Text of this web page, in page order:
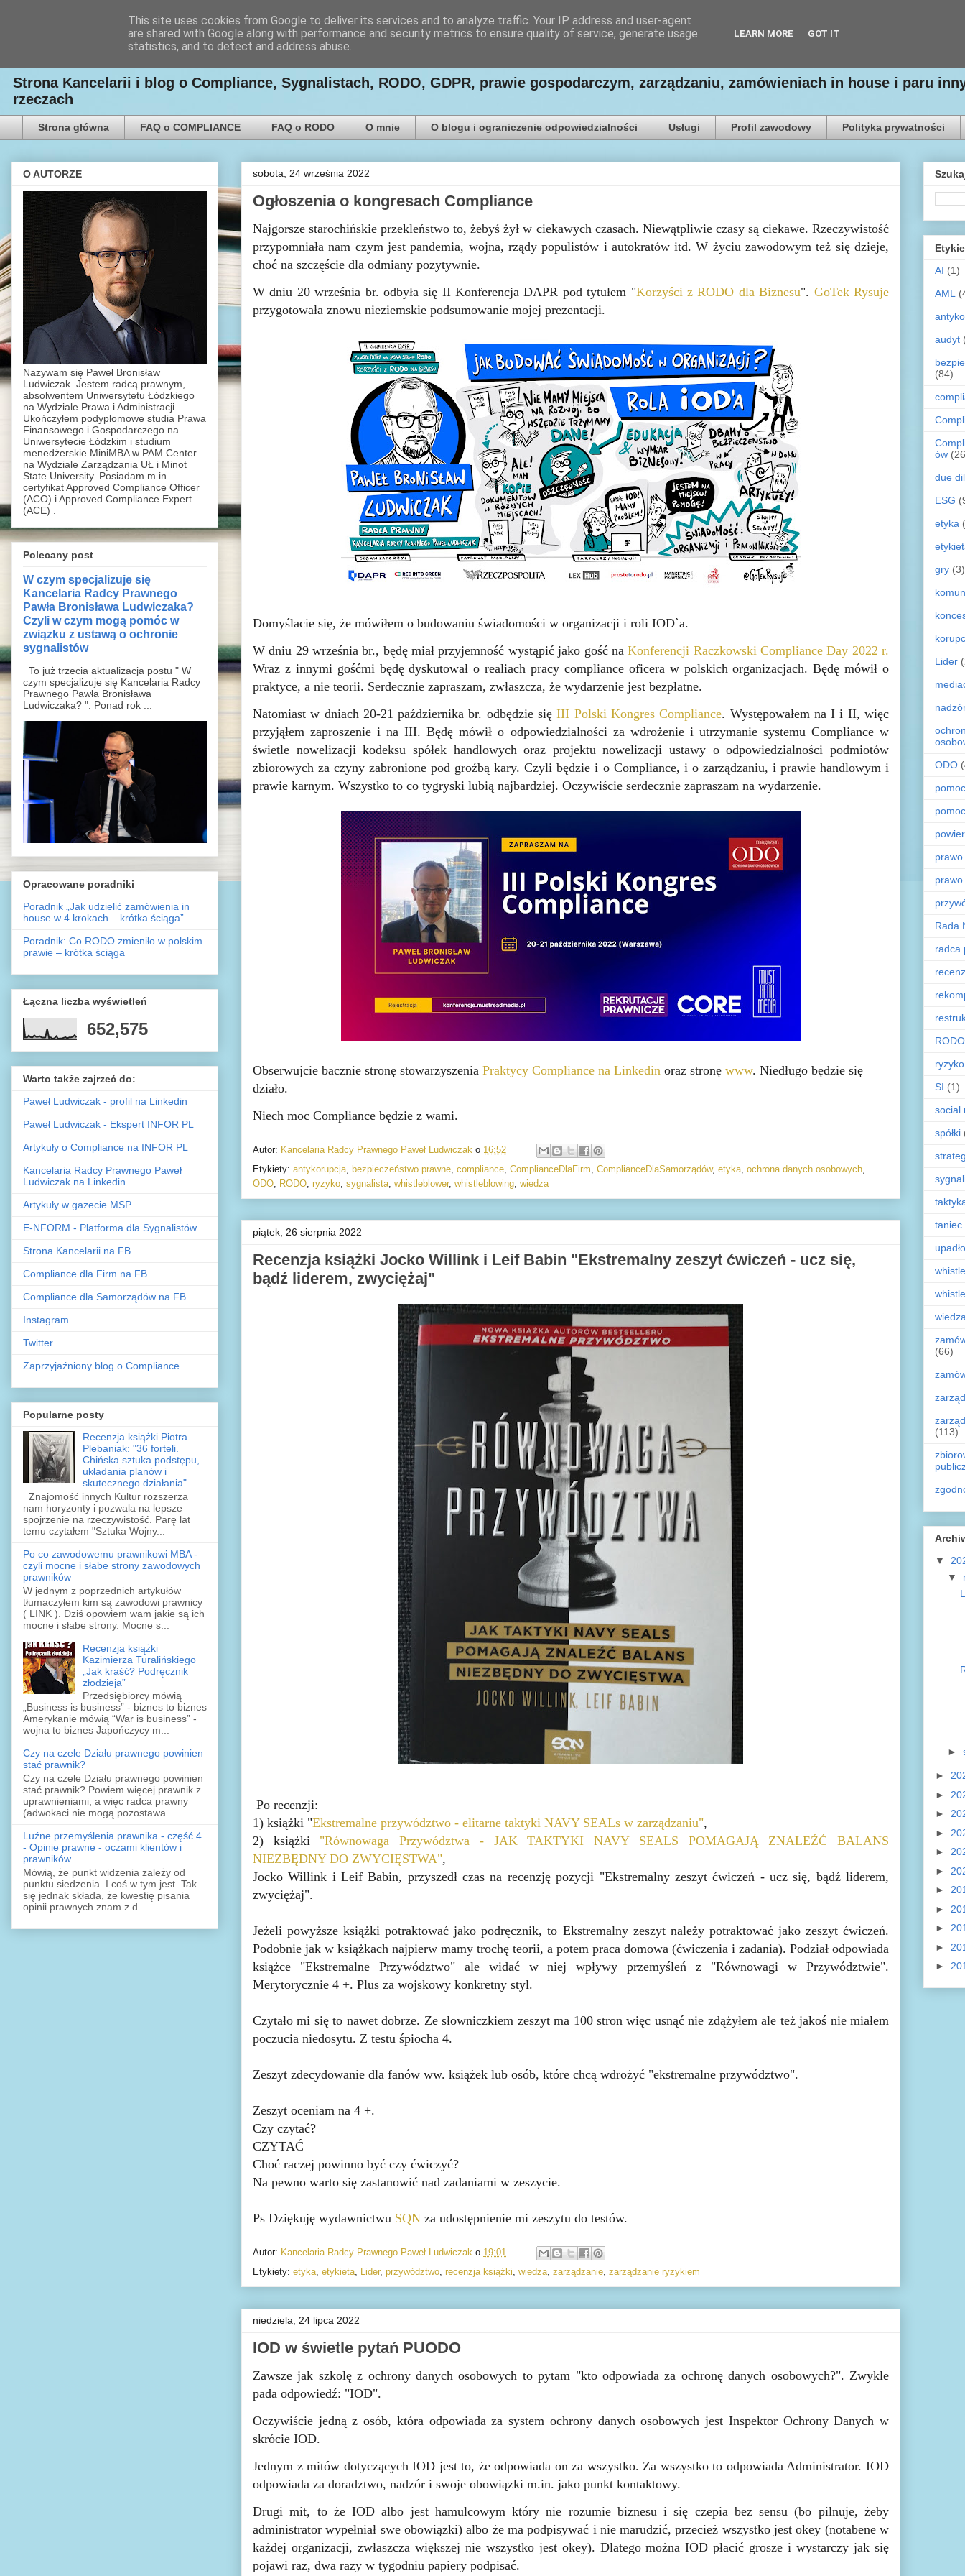
Kancelaria Radcy Prawnego Paweł Ludwiczak
Strona Kancelarii i blog o Compliance, Sygnalistach, RODO, GDPR, prawie gospodarczym, zarządzaniu, zamówieniach in house i paru
rzeczach
Strona główna FAQ o COMPLIANCE FAQ o RODO O mnie O blogu i ograniczenie odpowiedzialności Usługi Profil zawodowy Polityka prywatności
sobota, 24 września 2022
Ogłoszenia o kongresach Compliance
Najgorsze starochińskie przekleństwo to, żebyś żył w ciekawych czasach. Niewątpliwie czasy są ciekawe. Rzeczywistość
przypomniała nam czym jest pandemia, wojna, rządy populistów i autokratów itd. W życiu zawodowym też się dzieje,
choć na szczęście dla odmiany pozytywnie.
W dniu 20 września br. odbyła się II Konferencja DAPR pod tytułem "Korzyści z RODO dla Biznesu". GoTek Rysuje
przygotowała znowu nieziemskie podsumowanie mojej prezentacji.
Domyślacie się, że mówiłem o budowaniu świadomości w organizacji i roli IOD`a.
W dniu 29 września br., będę miał przyjemność wystąpić jako gość naKonferencji Raczkowski Compliance Day 2022 r.
Wraz z innymi gośćmi będę dyskutował o realiach pracy compliance oficera w polskich organizacjach. Będę mówił o
praktyce, a nie teorii. Serdecznie zapraszam, zwłaszcza, że wydarzenie jest bezpłatne.
Natomiast w dniach 20-21 października br. odbędzie sięIII Polski Kongres Compliance. Występowałem na I i II, więc
przyjąłem zaproszenie i na III. Będę mówił o odpowiedzialności za wdrożenie i utrzymanie systemu Compliance w
świetle nowelizacji kodeksu spółek handlowych oraz projektu nowelizacji ustawy o odpowiedzialności podmiotów
zbiorowych za czyny zabronione pod groźbą kary. Czyli będzie i o Compliance, i o zarządzaniu, i prawie handlowym i
prawie karnym. Wszystko to co tygryski lubią najbardziej. Oczywiście serdecznie zapraszam na wydarzenie.
Obserwujcie bacznie stronę stowarzyszenia Praktycy Compliance na Linkedin oraz stronę www. Niedługo będzie się
działo.
Niech moc Compliance będzie z wami.
Autor: Kancelaria Radcy Prawnego Paweł Ludwiczak o 16:52
Etykiety: antykorupcja bezpieczeństwo prawne compliance ComplianceDlaFirm ComplianceDlaSamorządów, etyka ochrona danych osobowych
ODO
RODO ryzyko sygnalista whistleblower, whistleblowing wiedza
piątek, 26 sierpnia 2022
Recenzja książki Jocko Willink i Leif Babin "Ekstremalny zeszyt ćwiczeń - ucz się,
bądź liderem, zwyciężaj"
Po recenzji:
1) książki "Ekstremalne przywództwo - elitarne taktyki NAVY SEALs w zarządzaniu",
2) książki "Równowaga Przywództwa - JAK TAKTYKI NAVY SEALS POMAGAJĄ ZNALEŹĆ BALANS
NIEZBĘDNY DO ZWYCIĘSTWA",
Jocko Willink i Leif Babin, przyszedł czas na recenzję pozycji "Ekstremalny zeszyt ćwiczeń - ucz się, bądź liderem,
zwyciężaj".
Jeżeli powyższe książki potraktować jako podręcznik, to Ekstremalny zeszyt należy potraktować jako zeszyt ćwiczeń.
Podobnie jak w książkach najpierw mamy trochę teorii, a potem praca domowa (ćwiczenia i zadania). Podział odpowiada
książce "Ekstremalne Przywództwo" ale widać w niej wpływy przemyśleń z "Równowagi w Przywództwie".
Merytorycznie 4 +. Plus za wojskowy konkretny styl.
Czytało mi się to nawet dobrze. Ze słowniczkiem zeszyt ma 100 stron więc usnąć nie zdążyłem ale też jakoś nie miałem
poczucia niedosytu. Z testu śpiocha 4.
Zeszyt zdecydowanie dla fanów ww. książek lub osób, które chcą wdrożyć "ekstremalne przywództwo".
Zeszyt oceniam na 4 +.
Czy czytać?
CZYTAĆ
Choć raczej powinno być czy ćwiczyć?
Na pewno warto się zastanowić nad zadaniami w zeszycie.
Ps Dziękuję wydawnictwu SQN za udostępnienie mi zeszytu do testów.
Autor: Kancelaria Radcy Prawnego Paweł Ludwiczak o 19:01
Etykiety: etyka etykieta Lider, przywództwo recenzja książki wiedza zarządzanie zarządzanie ryzykiem
niedziela, 24 lipca 2022
IOD w świetle pytań PUODO
Zawsze jak szkolę z ochrony danych osobowych to pytam "kto odpowiada za ochronę danych osobowych?". Zwykle
pada odpowiedź: "IOD".
Oczywiście jedną z osób, która odpowiada za system ochrony danych osobowych jest Inspektor Ochrony Danych w
skrócie IOD.
Jednym z mitów dotyczących IOD jest to, że odpowiada on za wszystko. Za wszystko to odpowiada Administrator. IOD
odpowiada za doradztwo, nadzór i swoje obowiązki m.in. jako punkt kontaktowy.
Drugi mit, to że IOD albo jest hamulcowym który nie rozumie biznesu i się czepia bez sensu (bo pilnuje, żeby
administrator wypełniał swe obowiązki) albo że ma podpisywać i nie marudzić, przecież wszystko jest okey (notabene w
każdej organizacji, zwłaszcza większej nie wszystko jest okey). Dlatego można IOD płacić grosze i wystarczy jak się
pojawi raz, dwa razy w tygodniu papiery podpisać.
O AUTORZE
Nazywam się Paweł Bronisław
Ludwiczak. Jestem radcą prawnym,
absolwentem Uniwersytetu Łódzkiego
na Wydziale Prawa i Administracji.
Ukończyłem podyplomowe studia Prawa
Finansowego i Gospodarczego na
Uniwersytecie Łódzkim i studium
menedżerskie MiniMBA w PAM Center
na Wydziale Zarządzania UŁ i Minot
State University. Posiadam m.in.
certyfikat Approved Compliance Officer
(ACO) i Approved Compliance Expert
(ACE) .
Polecany post
W czym specjalizuje się
Kancelaria Radcy Prawnego
Pawła Bronisława Ludwiczaka?
Czyli w czym mogą pomóc w
związku z ustawą o ochronie
sygnalistów
To już trzecia aktualizacja postu " W
czym specjalizuje się Kancelaria Radcy
Prawnego Pawła Bronisława
Ludwiczaka? ". Ponad rok ...
Opracowane poradniki
Poradnik „Jak udzielić zamówienia in
house w 4 krokach – krótka ściąga”
Poradnik: Co RODO zmieniło w polskim
prawie – krótka ściąga
Łączna liczba wyświetleń
652,575
Warto także zajrzeć do:
Paweł Ludwiczak - profil na Linkedin
Paweł Ludwiczak - Ekspert INFOR PL
Artykuły o Compliance na INFOR PL
Kancelaria Radcy Prawnego Paweł
Ludwiczak na Linkedin
Artykuły w gazecie MSP
E-NFORM - Platforma dla Sygnalistów
Strona Kancelarii na FB
Compliance dla Firm na FB
Compliance dla Samorządów na FB
Instagram
Twitter
Zaprzyjaźniony blog o Compliance
Popularne posty
Recenzja książki Piotra
Plebaniak: "36 forteli.
Chińska sztuka podstępu,
układania planów i
skutecznego działania"
Znajomość innych Kultur rozszerza
nam horyzonty i pozwala na lepsze
spojrzenie na rzeczywistość. Parę lat
temu czytałem "Sztuka Wojny...
Po co zawodowemu prawnikowi MBA -
czyli mocne i słabe strony zawodowych
prawników
W jednym z poprzednich artykułów
tłumaczyłem kim są zawodowi prawnicy
( LINK ). Dziś opowiem wam jakie są ich
mocne i słabe strony. Mocne s...
Recenzja książki
Kazimierza Turalińskiego
„Jak kraść? Podręcznik
złodzieja”
Przedsiębiorcy mówią
„Business is business” - biznes to biznes
Amerykanie mówią “War is business” -
wojna to biznes Japończycy m...
Czy na czele Działu prawnego powinien
stać prawnik?
Czy na czele Działu prawnego powinien
stać prawnik? Powiem więcej prawnik z
uprawnieniami, a więc radca prawny
(adwokaci nie mogą pozostawa...
Luźne przemyślenia prawnika - część 4
- Opinie prawne - oczami klientów i
prawników
Mówią, że punkt widzenia zależy od
punktu siedzenia. I coś w tym jest. Tak
się jednak składa, że kwestię pisania
opinii prawnych znam z d...
AI (1)
AML
audyt
(84)
ów
due
ESG
etyka
gry (3)
Lider
ODO
Rada
radca
RODO
ryzyko
SI (1)
social
spółki
taniec
(66)
(113)
▼
▼
►
►
►
►
►
►
►
►
►
►
►
►
This site uses cookies from Google to deliver its services and to analyze traffic. Your IP address and user-agent
are shared with Google along with performance and security metrics to ensure quality of service, generate usage
statistics, and to detect and address abuse.
LEARN MORE GOT IT